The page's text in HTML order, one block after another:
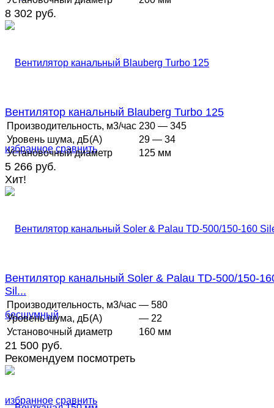
8 302 руб.
избранное сравнить
Вентилятор канальный Blauberg Turbo 125
Производительность, м3/час 230 — 345
Уровень шума, дБ(А)
29 — 34
Установочный диаметр
125 мм
5 266 руб.
Хит!
избранное сравнить
Вентилятор канальный Soler & Palau TD-500/150-
Sil...
Производительность, м3/час — 580
Уровень шума, дБ(А)
— 22
Установочный диаметр
160 мм
21 500 руб.
Рекомендуем посмотреть